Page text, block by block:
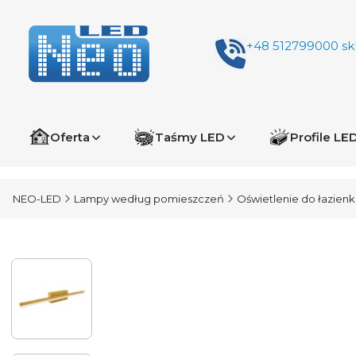
+48 512799000
Oferta Taśmy LED Profile
NEO-LED Lampy według pomieszczeń Oświetlenie do